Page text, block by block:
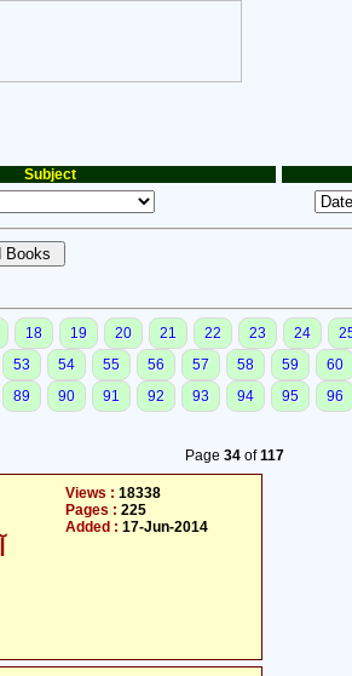
Subject
18 19 20 21 22 23 24
53 54 55 56 57 58 59 60
89 90 91 92 93 94 95 96
Page 34of117
Views : 18338
Pages : 225
Added : 17-Jun-2014